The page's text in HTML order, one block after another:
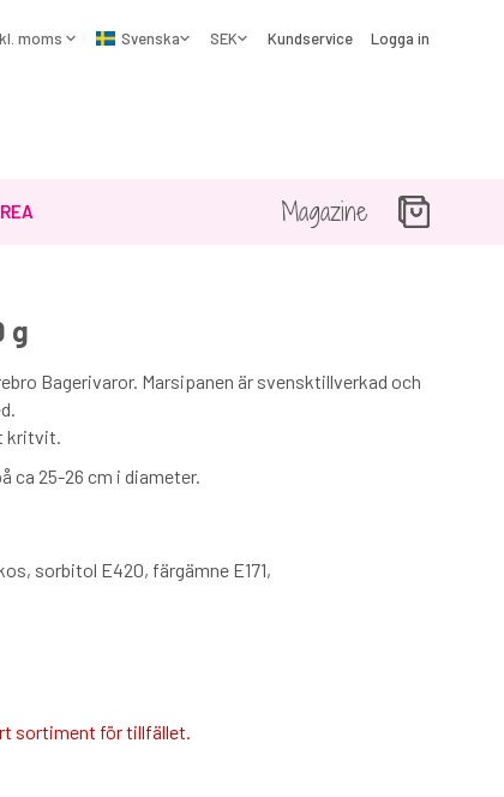
Kundservice Logga in
Magazine
g
Bagerivaror. Marsipanen är svensktillverkad och
kritvit.
ca 25-26 cm i diameter.
sorbitol E420, färgämne E171,
sortiment för tillfället.